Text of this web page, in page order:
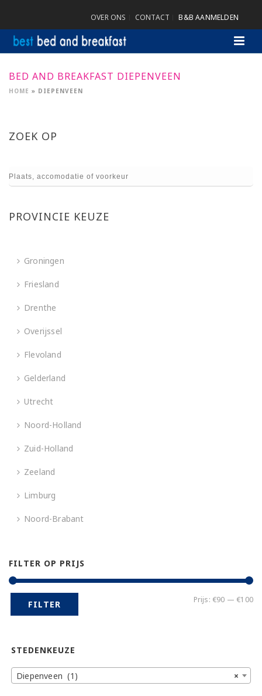
OVER ONS CONTACT B&B AANMELDEN
BED AND BREAKFAST DIEPENVEEN
HOME » DIEPENVEEN
ZOEK OP
PROVINCIE KEUZE
Groningen
Friesland
Drenthe
Overijssel
Flevoland
Gelderland
Utrecht
Noord-Holland
Zuid-Holland
Zeeland
Limburg
Noord-Brabant
FILTER OP PRIJS
FILTER Prijs: €90 —€100
STEDENKEUZE
×
Diepenveen (1)